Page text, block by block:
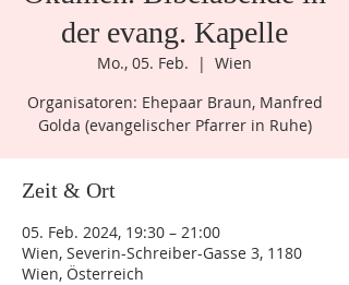
umen
der evang. Kapelle
Mo., 05. Feb.
  |
Wien
Organisatoren: Ehepaar Braun, Manfred
Golda (evangelischer Pfarrer in Ruhe)
Zeit & Ort
05. Feb. 2024, 19:30 – 21:00
Wien, Severin-Schreiber-Gasse 3, 1180
Wien, Österreich